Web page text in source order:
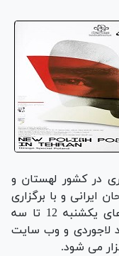
در کشور لهستان و
ایرانی و با برگزاری
کارگاه طراحی و ایراد سخنرانی در روزهای یکشنبه 12 تا سه
لاجوردی و وب سایت
می شود.